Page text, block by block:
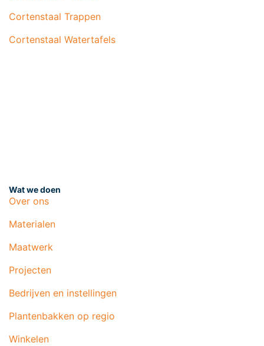
Wat we doen
Over ons
Materialen
Maatwerk
Projecten
Bedrijven en instellingen
Plantenbakken op regio
Winkelen
Cortenstaal Trappen
Cortenstaal Watertafels